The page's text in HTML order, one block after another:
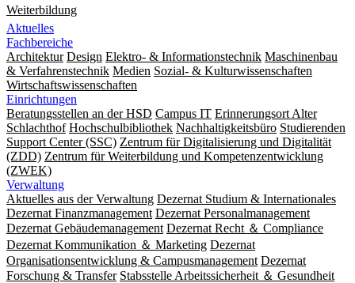
Weiterbildung
Aktuelles
Fachbereiche
Architektur Design Elektro- & Informationstechnik Maschinenbau
& Verfahrenstechnik Medien Sozial- & Kulturwissenschaften
Wirtschaftswissenschaften
Einrichtungen
Beratungsstellen an der HSD Campus IT Erinnerungsort Alter
Schlachthof Hochschulbibliothek Nachhaltigkeitsbüro Studierenden
Support Center (SSC) Zentrum für Digitalisierung und Digitalität
(ZDD) Zentrum für Weiterbildung und Kompetenzentwicklung
(ZWEK)
Verwaltung
Aktuelles aus der Verwaltung Dezernat Studium & Internationales
Dezernat Finanzmanagement Dezernat Personalmanagement
Dezernat Gebäudemanagement Dezernat Recht ＆ Compliance
Dezernat Kommunikation ＆ Marketing Dezernat
Organisationsentwicklung & Campusmanagement Dezernat
Forschung & Transfer Stabsstelle Arbeitssicherheit ＆ Gesundheit